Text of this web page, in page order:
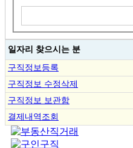
일자리 찾으시는 분
구직정보등록
구직정보 수정삭제
구직정보 보관함
결제내역조회